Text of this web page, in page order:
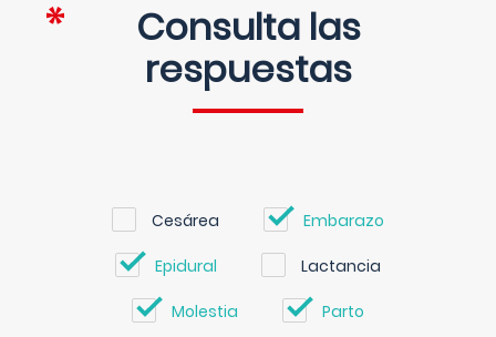
Consulta las
respuestas
Cesárea Embarazo
Epidural Lactancia
Molestia Parto